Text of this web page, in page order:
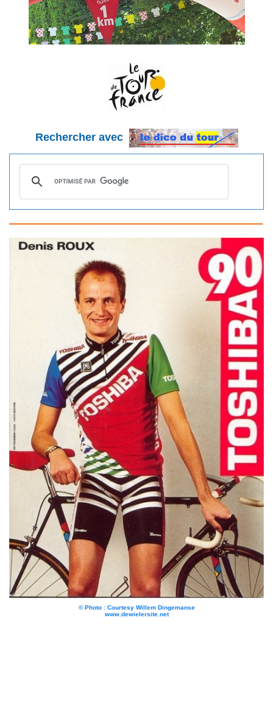
Rechercher avec
© Photo : Courtesy Willem Dingemanse
www.dewielersite.net